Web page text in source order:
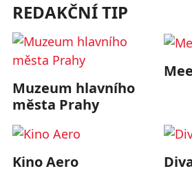
REDAKČNÍ TIP
Muzeum hlavního
města Prahy
Kino Aero